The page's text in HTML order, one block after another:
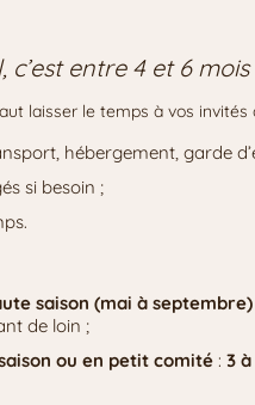
c’est entre 4 et 6
laisser le temps à vos invités
hébergement, garde
si besoin ;
saison (mai à septembre)
de loin ;
ou en petit comité : 3